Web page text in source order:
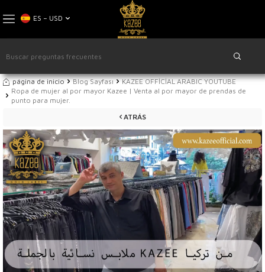
ES − USD
página de inicio Blog Sayfası
KAZEE OFFİCİAL ARABIC YOUTUBE
Ropa de mujer al por mayor Kazee | Venta al por mayor de prendas de
punto para mujer.
ATRÁS